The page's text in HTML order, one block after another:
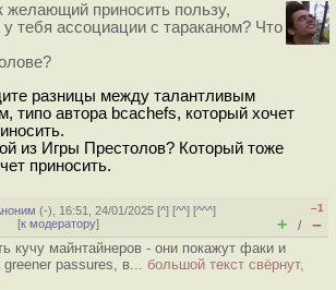
желающий приносить пользу,
тебя ассоциации с тараканом? Что
разницы между талантливым
типо автора bcachefs, который хочет
из Игры Престолов? Который тоже
приносить.
(-), 16:51, 24/01/2025 [^] [^^] [^^^]
[к модератору]
–1
+ / –
кучу майнтайнеров - они покажут факи и
passures, в... большой текст свёрнут,